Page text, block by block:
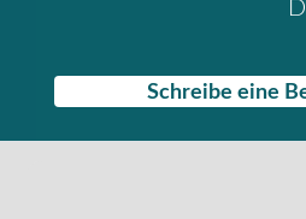
Schreibe eine